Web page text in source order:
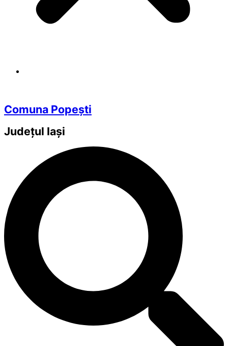
Comuna Popești
Județul Iași